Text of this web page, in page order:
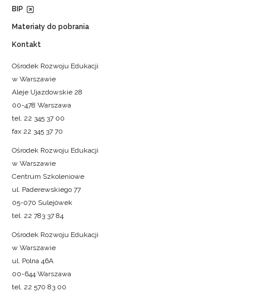
BIP
Materiały do pobrania
Kontakt
Ośrodek Rozwoju Edukacji
w Warszawie
Aleje Ujazdowskie 28
00-478 Warszawa
tel. 22 345 37 00
fax 22 345 37 70
Ośrodek Rozwoju Edukacji
w Warszawie
Centrum Szkoleniowe
ul. Paderewskiego 77
05-070 Sulejówek
tel. 22 783 37 84
Ośrodek Rozwoju Edukacji
w Warszawie
ul. Polna 46A
00-644 Warszawa
tel. 22 570 83 00